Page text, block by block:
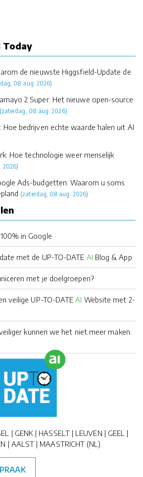
Today
de nieuwste Higgsfield-Update de
08 aug. 2026)
2 Super: Het nieuwe open-source
(zaterdag, 08 aug. 2026)
Hoe bedrijven echte waarde halen uit AI
Hoe technologie weer menselijk
2026)
Ads-budgetten: Waarom u soms
(zaterdag, 08 aug. 2026)
in Google
met de UP-TO-DATE AI Blog & App
met je doelgroepen?
veilige UP-TO-DATEAI Website met 2-
kunnen we het niet meer maken.
| GENK | HASSELT | LEUVEN | GEEL |
| AALST | MAASTRICHT (NL)